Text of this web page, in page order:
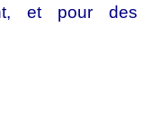
et pour des